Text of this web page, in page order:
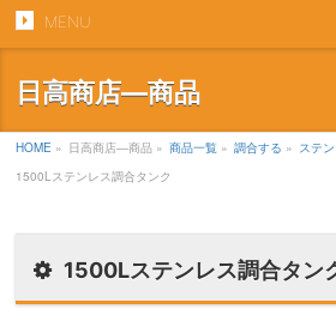
MENU
日高商店―商品
HOME » 日高商店―商品 » 商品一覧 » 調合する » ステ
1500Lステンレス調合タンク
1500Lステンレス調合タン